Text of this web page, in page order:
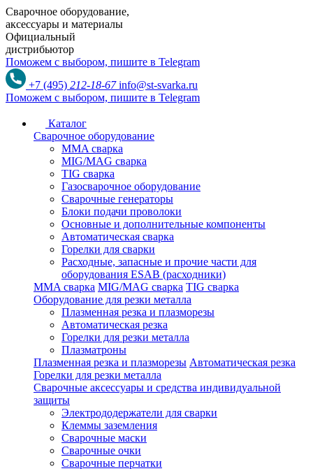
Сварочное оборудование,
аксессуары и материалы
Официальный
дистрибьютор
Поможем с выбором, пишите в Telegram
+7 (495) 212-18-67 info@st-svarka.ru
Поможем с выбором, пишите в Telegram
Каталог
Сварочное оборудование
MMA сварка
MIG/MAG сварка
TIG сварка
Газосварочное оборудование
Сварочные генераторы
Блоки подачи проволоки
Основные и дополнительные компоненты
Автоматическая сварка
Горелки для сварки
Расходные, запасные и прочие части для
оборудования ESAB (расходники)
MMA сварка MIG/MAG сварка TIG сварка
Оборудование для резки металла
Плазменная резка и плазморезы
Автоматическая резка
Горелки для резки металла
Плазматроны
Плазменная резка и плазморезы Автоматическая резка
Горелки для резки металла
Сварочные аксессуары и средства индивидуальной
защиты
Электрододержатели для сварки
Клеммы заземления
Сварочные маски
Сварочные очки
Сварочные перчатки